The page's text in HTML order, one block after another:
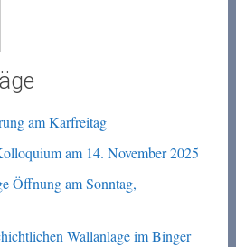
am Karfreitag
am 14. November 2025
Öffnung am Sonntag,
Wallanlage im Binger